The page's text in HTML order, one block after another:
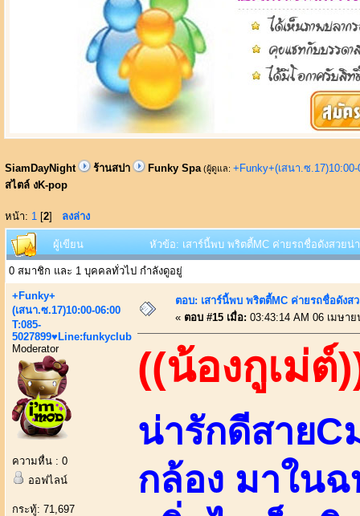
SiamDayNight ร้านสปา Funky Spa (ผู้ดูแล: +Funky+(เสนา.ซ
สไตล์ งK-pop
หน้า: 1 [2] ลงล่าง
ผู้เขียน หัวข้อ: เสาร์นี้พบ พริตตี้MC ค่ายรถชื่อดังสวยน่
0 สมาชิก และ 1 บุคคลทั่วไป กำลังดูอยู่
+Funky+
(เสนา.ซ.17)10:00-06:00
T:085-
5027899♥Line:funkyclub
Moderator
ความหื่น : 0
ออฟไลน์
กระทู้: 71,697
ตอบ: เสาร์นี้พบ พริตตี้MC ค่ายรถชื่อดังส
« ตอบ #15 เมื่อ: 03:43:14 AM 06 เมษาย
((น้องกูเม่ต์
น่ารักดีสาย
กล้อง มาใน